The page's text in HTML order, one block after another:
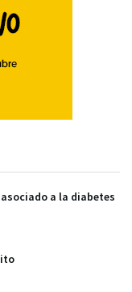
a la diabetes